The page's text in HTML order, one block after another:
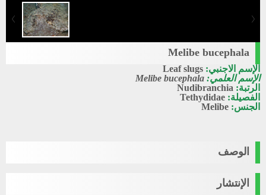
Melibe bucephala
الإسم الاجنبي: Leaf slugs
الإسم العلمي: Melibe bucephala
الرتبة: Nudibranchia
الفصيلة: Tethydidae
الجنس: Melibe
الوصف
الإنتشار